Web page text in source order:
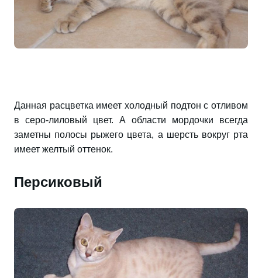
Данная расцветка имеет холодный подтон с отливом
в серо-лиловый цвет. А области мордочки всегда
заметны полосы рыжего цвета, а шерсть вокруг рта
имеет желтый оттенок.
Персиковый